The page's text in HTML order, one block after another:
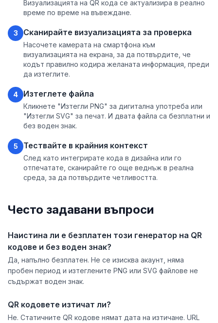
Визуализацията на QR кода се актуализира в реално
време по време на въвеждане.
3 Сканирайте визуализацията за проверка
Насочете камерата на смартфона към
визуализацията на екрана, за да потвърдите, че
кодът правилно кодира желаната информация, преди
да изтеглите.
4 Изтеглете файла
Кликнете "Изтегли PNG" за дигитална употреба или
"Изтегли SVG" за печат. И двата файла са безплатни и
без воден знак.
5 Тествайте в крайния контекст
След като интегрирате кода в дизайна или го
отпечатате, сканирайте го още веднъж в реална
среда, за да потвърдите четливостта.
Често задавани въпроси
Наистина ли е безплатен този генератор на QR
кодове и без воден знак?
Да, напълно безплатен. Не се изисква акаунт, няма
пробен период и изтеглените PNG или SVG файлове не
съдържат воден знак.
QR кодовете изтичат ли?
Не. Статичните QR кодове нямат дата на изтичане. URL